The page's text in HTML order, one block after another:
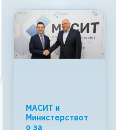
Регионалната
tech соработка